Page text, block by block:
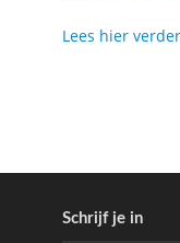
Lees hier
Schrijf je in